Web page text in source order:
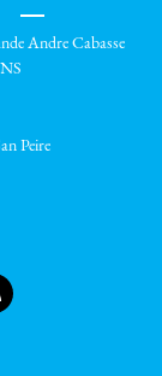
Andre Cabasse
Peire